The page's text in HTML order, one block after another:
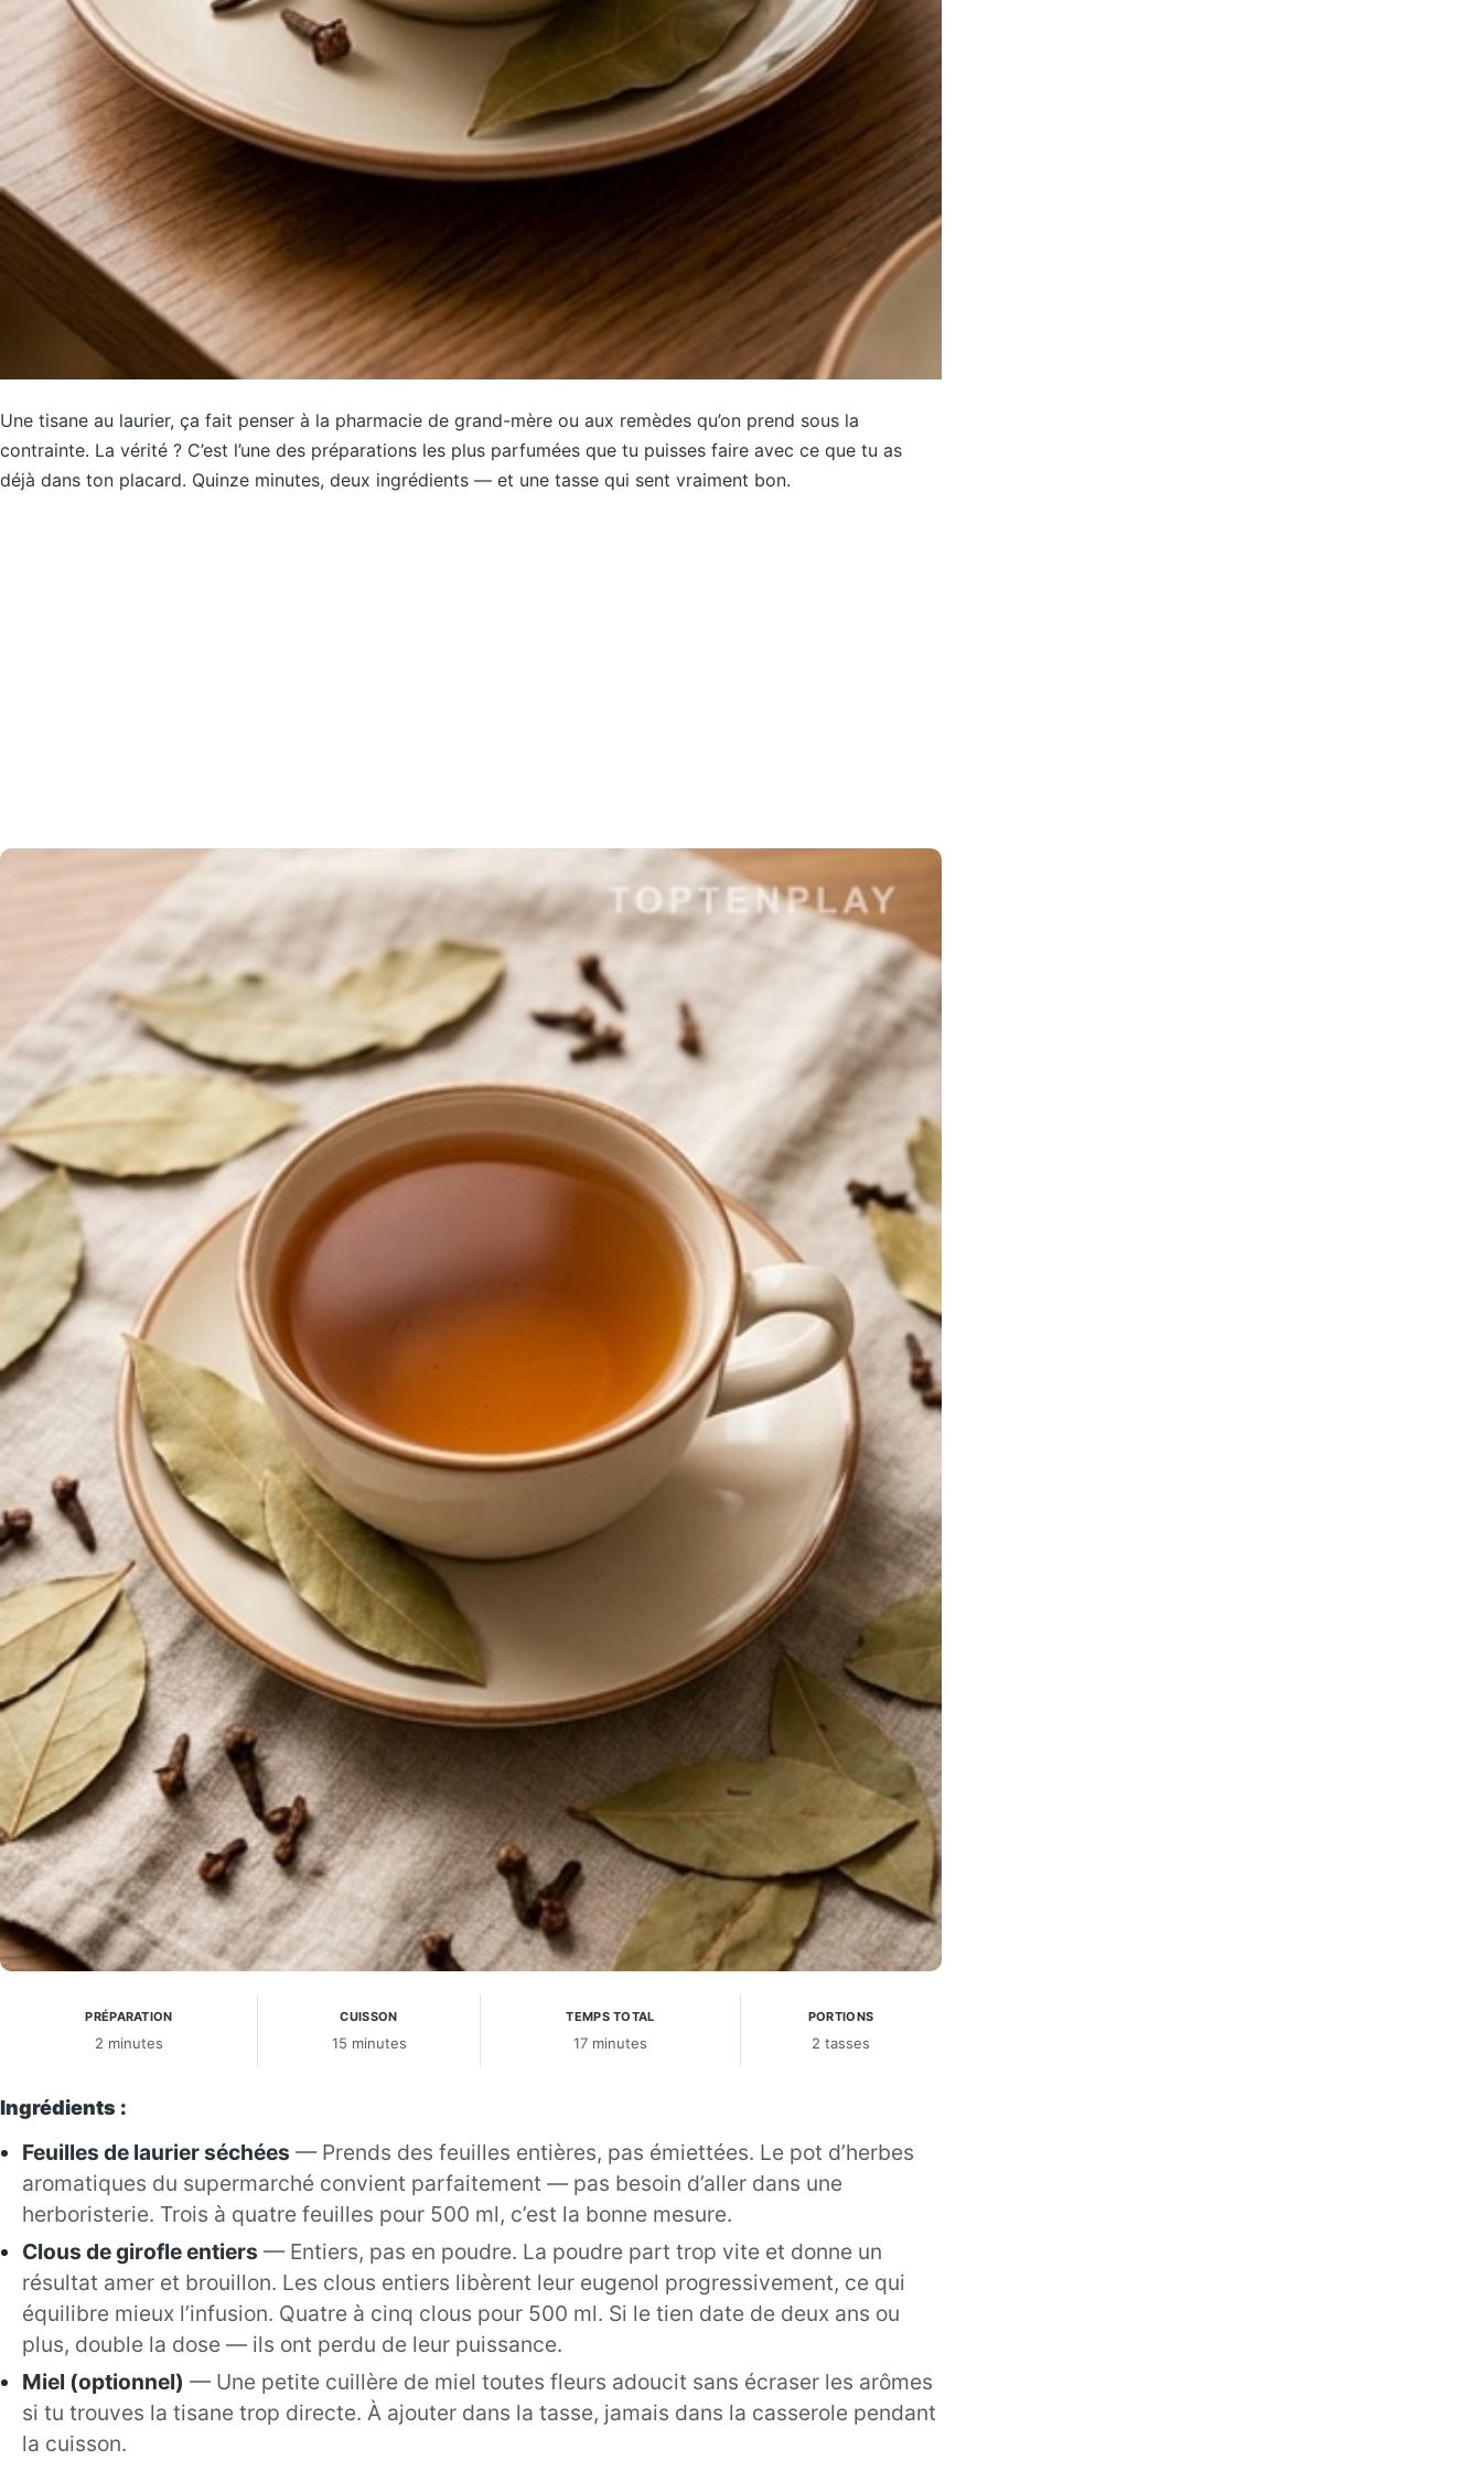
Une tisane au laurier, ça fait penser à la pharmacie de grand-mère ou aux remèdes qu’on prend sous la
contrainte. La vérité ? C’est l’une des préparations les plus parfumées que tu puisses faire avec ce que tu as
déjà dans ton placard. Quinze minutes, deux ingrédients — et une tasse qui sent vraiment bon.
PRÉPARATION
2 minutes
CUISSON
15 minutes
TEMPS TOTAL
17 minutes
PORTIONS
2 tasses
Ingrédients :
Feuilles de laurier séchées — Prends des feuilles entières, pas émiettées. Le pot d’herbes
aromatiques du supermarché convient parfaitement — pas besoin d’aller dans une
herboristerie. Trois à quatre feuilles pour 500 ml, c’est la bonne mesure.
Clous de girofle entiers — Entiers, pas en poudre. La poudre part trop vite et donne un
résultat amer et brouillon. Les clous entiers libèrent leur eugenol progressivement, ce qui
équilibre mieux l’infusion. Quatre à cinq clous pour 500 ml. Si le tien date de deux ans ou
plus, double la dose — ils ont perdu de leur puissance.
Miel (optionnel) — Une petite cuillère de miel toutes fleurs adoucit sans écraser les arômes
si tu trouves la tisane trop directe. À ajouter dans la tasse, jamais dans la casserole pendant
la cuisson.